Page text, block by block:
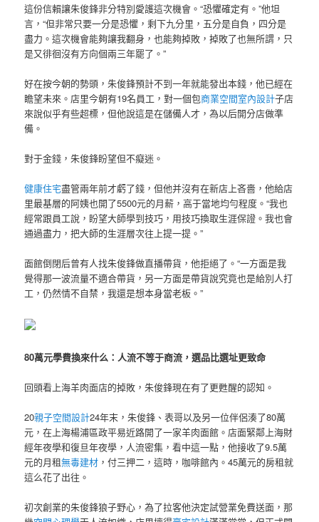
這份信賴讓朱俊鋒非分特別愛護這次機會。“恐懼確定有。”他坦
言，“但非常只要一分是恐懼，剩下九分里，五分是自負，四分是
盡力。這次機會能夠讓我翻身，也能夠掉敗，掉敗了也無所謂，只
是又徘徊沒有方向個兩三年罷了。”
好在按今朝的勢頭，朱俊鋒預計不到一年就能發出本錢，他已經在
瞻望未來。店里今朝有19名員工，對一個包商業空間室內設計子店
來說似乎有些超標，但他說這是在儲備人才，為以后開分店做準
備。
對于金錢，朱俊鋒盼望但不癡迷。
健康住宅盡管兩年前才虧了錢，但他并沒有在新店上吝嗇，他給店
里最基層的阿姨也開了5500元的月薪，高于當地均勻程度。“我也
經常跟員工說，盼望大師學到技巧，用技巧換取生涯保證。我也會
通過盡力，把大師的生涯層次往上提一提。”
面館倒閉后曾有人找朱俊鋒做直播帶貨，他拒絕了。“一方面是我
覺得那一波流量不適合帶貨，另一方面是帶貨說究竟也是給別人打
工，仍然情不自禁，我還是想本身當老板。”
80萬元學費換來什么：人流不等于商流，選品比選址更致命
回頭看上海羊肉面店的掉敗，朱俊鋒現在有了更甦醒的認知。
20親子空間設計24年末，朱俊鋒、表哥以及另一位伴侶湊了80萬
元，在上海楊浦區政平易近路開了一家羊肉面館。店面緊鄰上海財
經年夜學和復旦年夜學，人流密集，看中這一點，他接收了9.5萬
元的月租無毒建材 ，付三押二，這時，咖啡館內。45萬元的房租就
這么花了出往。
初次創業的朱俊鋒狼子野心，為了拉客他決定試營業免費送面，那